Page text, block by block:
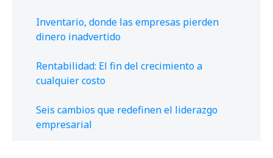
Inventario, donde las empresas pierden
dinero inadvertido
Rentabilidad: El fin del crecimiento a
cualquier costo
Seis cambios que redefinen el liderazgo
empresarial